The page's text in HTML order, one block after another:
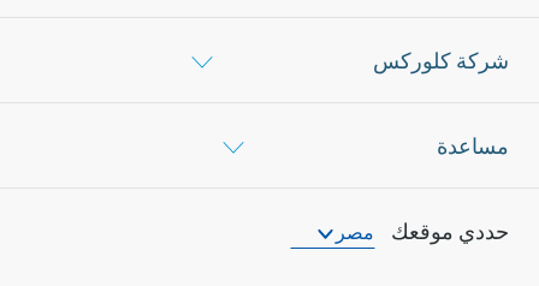
شركة كلوركس
مساعدة
حددي موقعك مصر